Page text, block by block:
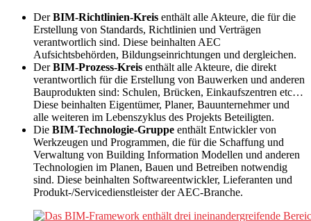
DerBIM-Richtlinien-Kreis enthält alle Akteure, die für die
Erstellung von Standards, Richtlinien und Verträgen
verantwortlich sind. Diese beinhalten AEC
Aufsichtsbehörden, Bildungseinrichtungen und dergleichen.
DerBIM-Prozess-Kreis enthält alle Akteure, die direkt
verantwortlich für die Erstellung von Bauwerken und anderen
Bauprodukten sind: Schulen, Brücken, Einkaufszentren etc…
Diese beinhalten Eigentümer, Planer, Bauunternehmer und
alle weiteren im Lebenszyklus des Projekts Beteiligten.
Die BIM-Technologie-Gruppe enthält Entwickler von
Werkzeugen und Programmen, die für die Schaffung und
Verwaltung von Building Information Modellen und anderen
Technologien im Planen, Bauen und Betreiben notwendig
sind. Diese beinhalten Softwareentwickler, Lieferanten und
Produkt-/Servicedienstleister der AEC-Branche.